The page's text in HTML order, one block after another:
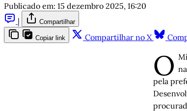
Publicado em: 15 dezembro 2025, 16:20
|
Compartilhar
Copiar link Compartilhar no X
O
pela